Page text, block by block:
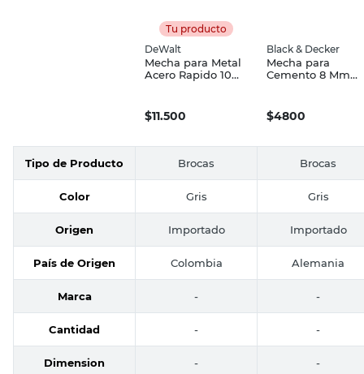
Tu producto
DeWalt
Mecha para Metal
Black & Decker
Mecha para
Tipo de Producto Brocas Brocas
Color Gris Gris
Origen Importado Importado
País de Origen Colombia Alemania
Marca - -
Cantidad - -